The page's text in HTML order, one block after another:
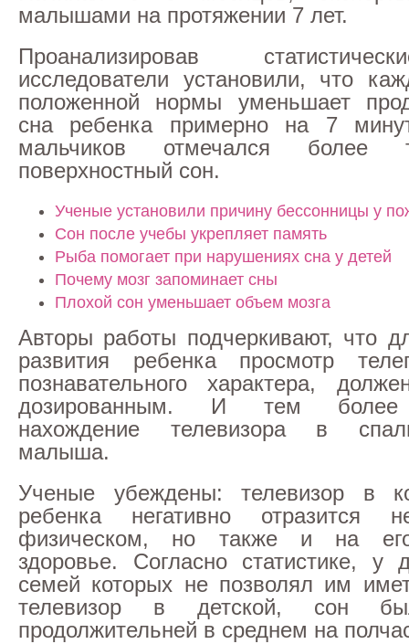
малышами на протяжении 7 лет.
Проанализировав
исследователи установили, что
положенной нормы уменьшает
сна ребенка примерно на 7
мальчиков отмечался более
поверхностный сон.
Ученые установили причину бессонницы у
Сон после учебы укрепляет память
Рыба помогает при нарушениях сна у детей
Почему мозг запоминает сны
Плохой сон уменьшает объем мозга
Авторы работы подчеркивают, что
развития ребенка просмотр
познавательного характера,
дозированным. И тем более
нахождение телевизора в
малыша.
Ученые убеждены: телевизор в
ребенка негативно отразится
физическом, но также и на его
здоровье. Согласно статистике, у
семей которых не позволял им
телевизор в детской, сон
продолжительней в среднем на